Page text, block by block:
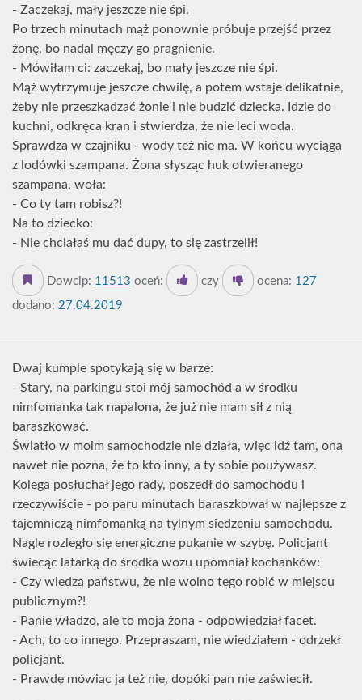
- Zaczekaj, mały jeszcze nie śpi.
Po trzech minutach mąż ponownie próbuje przejść przez
żonę, bo nadal męczy go pragnienie.
- Mówiłam ci: zaczekaj, bo mały jeszcze nie śpi.
Mąż wytrzymuje jeszcze chwilę, a potem wstaje delikatnie,
żeby nie przeszkadzać żonie i nie budzić dziecka. Idzie do
kuchni, odkręca kran i stwierdza, że nie leci woda.
Sprawdza w czajniku - wody też nie ma. W końcu wyciąga
z lodówki szampana. Żona słysząc huk otwieranego
szampana, woła:
- Co ty tam robisz?!
Na to dziecko:
- Nie chciałaś mu dać dupy, to się zastrzelił!
Dowcip: 11513 oceń: czy ocena: 127
dodano: 27.04.2019
Dwaj kumple spotykają się w barze:
- Stary, na parkingu stoi mój samochód a w środku
nimfomanka tak napalona, że już nie mam sił z nią
baraszkować.
Światło w moim samochodzie nie działa, więc idź tam, ona
nawet nie pozna, że to kto inny, a ty sobie poużywasz.
Kolega posłuchał jego rady, poszedł do samochodu i
rzeczywiście - po paru minutach baraszkował w najlepsze z
tajemniczą nimfomanką na tylnym siedzeniu samochodu.
Nagle rozległo się energiczne pukanie w szybę. Policjant
świecąc latarką do środka wozu upomniał kochanków:
- Czy wiedzą państwu, że nie wolno tego robić w miejscu
publicznym?!
- Panie władzo, ale to moja żona - odpowiedział facet.
- Ach, to co innego. Przepraszam, nie wiedziałem - odrzekł
policjant.
- Prawdę mówiąc ja też nie, dopóki pan nie zaświecił.